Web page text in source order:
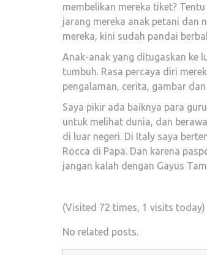
membelikan mereka tiket?
jarang mereka anak petani dan
mereka, kini sudah pandai
Anak-anak yang ditugaskan ke
tumbuh. Rasa percaya diri
pengalaman, cerita, gambar
Saya pikir ada baiknya para
untuk melihat dunia, dan
di luar negeri. Di Italy saya
Rocca di Papa. Dan karena
jangan kalah dengan Gayus
(Visited 72 times, 1 visits today)
No related posts.